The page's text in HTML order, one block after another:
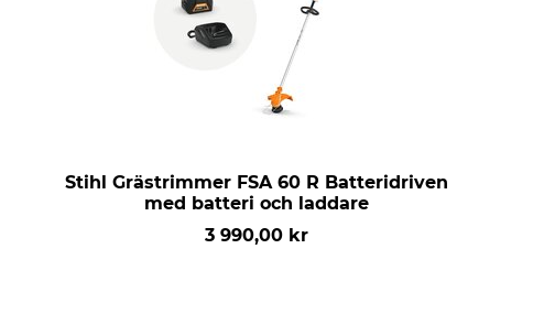
Stihl Grästrimmer FSA 60 R Batteridriven
med batteri och laddare
3 990,00 kr